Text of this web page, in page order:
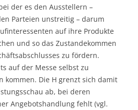
der es den Ausstellern –
Parteien unstreitig – darum
auf ihre Produkte
und so das Zustandekommen
zu fördern.
auf der Messe selbst zu
kommen. Die H grenzt sich damit
ab, bei deren
Angebotshandlung fehlt (vgl.